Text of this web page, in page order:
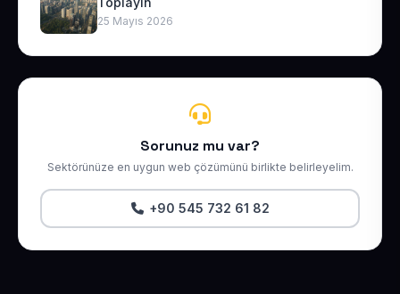
25 Mayıs 2026
Sorunuz mu var?
Sektörünüze en uygun web çözümünü birlikte belirleyelim.
+90 545 732 61 82